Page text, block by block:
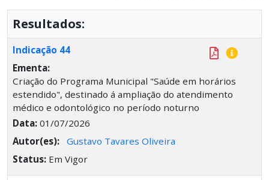
Resultados:
Indicação 44
Ementa:
Criação do Programa Municipal "Saúde em horários
estendido", destinado á ampliação do atendimento
médico e odontológico no período noturno
Data: 01/07/2026
Autor(es): Gustavo Tavares Oliveira
Status: Em Vigor